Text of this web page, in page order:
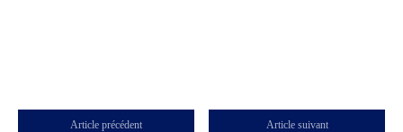
Article précédent Article suivant